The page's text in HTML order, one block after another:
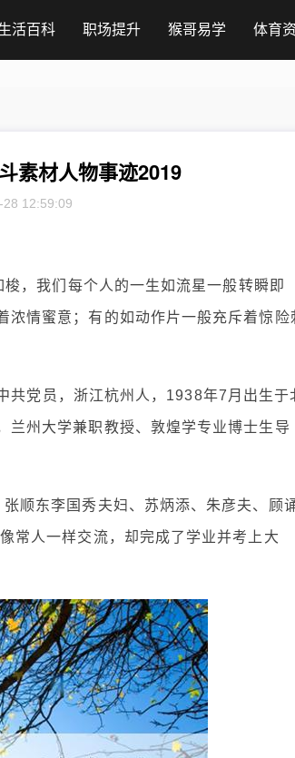
活百科 职场提升 猴哥易学 体育
素材人物事迹2019
28 12:59:09
，我们每个人的一生如流星一般转瞬即
情蜜意；有的如动作片一般充斥着惊险
共党员，浙江杭州人，1938年7月出生于
兰州大学兼职教授、敦煌学专业博士生导
顺东李国秀夫妇、苏炳添、朱彦夫、顾
常人一样交流，却完成了学业并考上大